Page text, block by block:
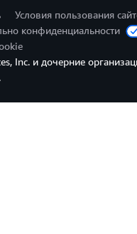
Условия пользования
конфиденциальности
Inc. и дочерние